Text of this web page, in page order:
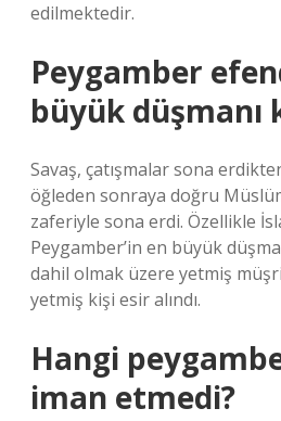
edilmektedir.
Peygamber
büyük düşmanı
Savaş, çatışmalar sona
öğleden sonraya doğru
zaferiyle sona erdi. Özellikle
Peygamber’in en büyük
dahil olmak üzere yetmiş
yetmiş kişi esir alındı.
Hangi
iman etmedi?